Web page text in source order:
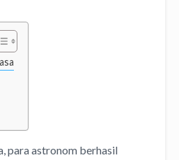
para astronom berhasil